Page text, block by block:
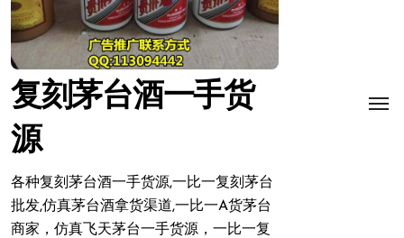
复刻茅台酒一手货
源
各种复刻茅台酒一手货源,一比一复刻茅台
批发,仿真茅台酒拿货渠道,一比一A货茅台
商家，仿真飞天茅台一手货源，一比一复